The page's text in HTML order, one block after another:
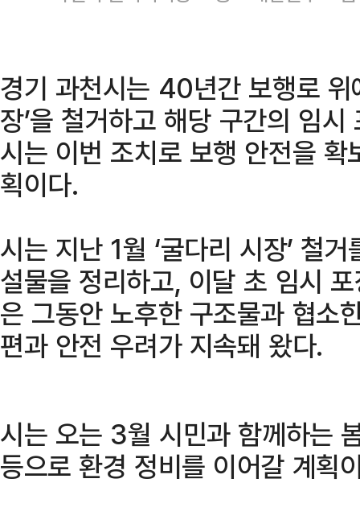
경기 과천시는 40년간 보행로 위
장’을 철거하고 해당 구간의 임
시는 이번 조치로 보행 안전을
획이다.
시는 지난 1월 ‘굴다리 시장’ 철
설물을 정리하고, 이달 초 임시
은 그동안 노후한 구조물과 협소
편과 안전 우려가 지속돼 왔다.
시는 오는 3월 시민과 함께하는
등으로 환경 정비를 이어갈 계획